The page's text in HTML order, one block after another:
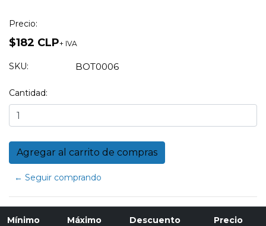
Precio:
$182 CLP+ IVA
SKU: BOT0006
Cantidad:
← Seguir comprando
Mínimo Máximo Descuento Precio